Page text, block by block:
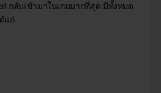
กลับเข้ามาในเกมมากที่สุด มีทั้งหมด
แก่